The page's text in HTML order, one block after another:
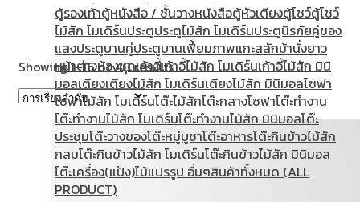
ตู้รองเท้าตู้หนังสือ / ชั้นวางหนังสือตู้หัวเตียงตู้โชว์ตู้โชว์
ไม้สัก โมเดิร์นประตูประตูไม้สัก โมเดิร์นประตูนิรภัยคู่ชอง
แสงประตูบานคู่ประตูบานเฟี้ยมภาพแกะสลักม้านั่งยาว
หน้าต่างห้องชุดเก้าอี้เก้าอี้ไม้สัก โมเดิร์นเก้าอี้ไม้สัก มินิ
มอลเตียงเตียงไม้สัก โมเดิร์นเตียงไม้สัก มินิมอลโซฟา
โซฟาไม้สัก โมเดิร์นโต๊ะไม้สักโต๊ะกลางโซฟาโต๊ะทำงาน
โต๊ะทํางานไม้สัก โมเดิร์นโต๊ะทำงานไม้สัก มินิมอลโต๊ะ
ประชุมโต๊ะวางของโต๊ะหมู่บูชาโต๊ะอาหารโต๊ะกินข้าวไม้สัก
กลมโต๊ะกินข้าวไม้สัก โมเดิร์นโต๊ะกินข้าวไม้สัก มินิมอล
โต๊ะเครื่อง(แป้ง)ไม้แปรรูป อื่นๆสินค้าทั้งหมด (ALL
PRODUCT)
ไม้สักเป็นไม้เนื้อแข็งที่ขึ้นชื่อเรื่องความทนทาน สามารถทนต่อคว
ดีไซน์โมเดิร์น เข้าได้กับทุกสไตล์บ้าน
ออกแบบด้วยเส้นสายเรียบง่าย ดูสะอาดตา สามารถจัดวางเข้ากั
จัดเก็บของได้เป็นระเบียบ
นอกจากรองรับทีวีได้อย่างมั่นคง ยังมีพื้นที่สำหรับจัดเก็บกล่องรั
โชว์เสน่ห์ของไม้ธรรมชาติ
Showing 1–16 of 40 results